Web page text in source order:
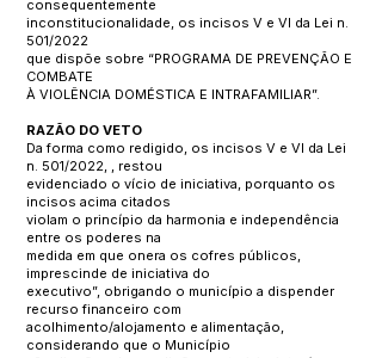
consequentemente
inconstitucionalidade, os incisos V e VI da Lei n.
501/2022
que dispõe sobre “PROGRAMA DE PREVENÇÃO E
COMBATE
À VIOLÊNCIA DOMÉSTICA E INTRAFAMILIAR”.
RAZÃO DO VETO
Da forma como redigido, os incisos V e VI da Lei
n. 501/2022, , restou
evidenciado o vício de iniciativa, porquanto os
incisos acima citados
violam o princípio da harmonia e independência
entre os poderes na
medida em que onera os cofres públicos,
imprescinde de iniciativa do
executivo”, obrigando o município a dispender
recurso financeiro com
acolhimento/alojamento e alimentação,
considerando que o Município